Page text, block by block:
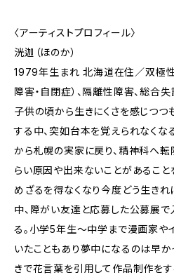
〈アーティストプロフィール〉
洸迦（ほのか）
1979年生まれ 北海道在住／双極
障害・自閉症）、隔離性障害、総合
子供の頃から生きにくさを感じつ
する中、突如台本を覚えられなくな
から札幌の実家に戻り、精神科へ転
らい原因や出来ないことがあるこ
めざるを得なくなり今度どう生き
中、障がい友達と応募した公募展
る。小学5年生〜中学まで漫画家や
いたこともあり夢中になるのは早か
きで花言葉を引用して作品制作を